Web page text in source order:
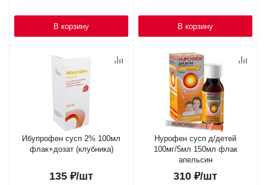
В корзину В корзину
Ибупрофен сусп 2% 100мл
флак+дозат (клубника)
135 ₽/шт
Нурофен сусп д/детей
100мг/5мл 150мл флак
апельсин
310 ₽/шт